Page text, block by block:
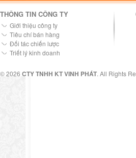
THÔNG TIN CÔNG TY
Giới thiệu công ty
Tiêu chí bán hàng
Đối tác chiến lược
Triết lý kinh doanh
© 2026 CTY TNHH KT VINH PHÁT. All Rights